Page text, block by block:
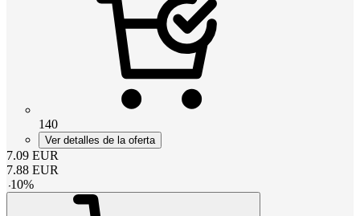
140
Ver detalles de la oferta
7.09 EUR
7.88 EUR
-10%